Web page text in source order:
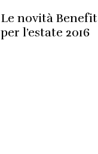
Le novità Benefit
per l’estate 2016